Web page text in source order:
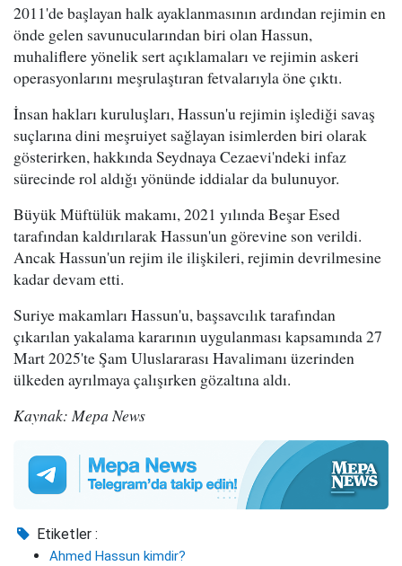
2011'de başlayan halk ayaklanmasının ardından rejimin en
önde gelen savunucularından biri olan Hassun,
muhaliflere yönelik sert açıklamaları ve rejimin askeri
operasyonlarını meşrulaştıran fetvalarıyla öne çıktı.
İnsan hakları kuruluşları, Hassun'u rejimin işlediği savaş
suçlarına dini meşruiyet sağlayan isimlerden biri olarak
gösterirken, hakkında Seydnaya Cezaevi'ndeki infaz
sürecinde rol aldığı yönünde iddialar da bulunuyor.
Büyük Müftülük makamı, 2021 yılında Beşar Esed
tarafından kaldırılarak Hassun'un görevine son verildi.
Ancak Hassun'un rejim ile ilişkileri, rejimin devrilmesine
kadar devam etti.
Suriye makamları Hassun'u, başsavcılık tarafından
çıkarılan yakalama kararının uygulanması kapsamında 27
Mart 2025'te Şam Uluslararası Havalimanı üzerinden
ülkeden ayrılmaya çalışırken gözaltına aldı.
Kaynak: Mepa News
Etiketler :
Ahmed Hassun kimdir?